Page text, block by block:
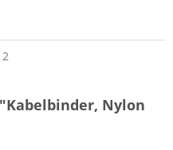
Nylon